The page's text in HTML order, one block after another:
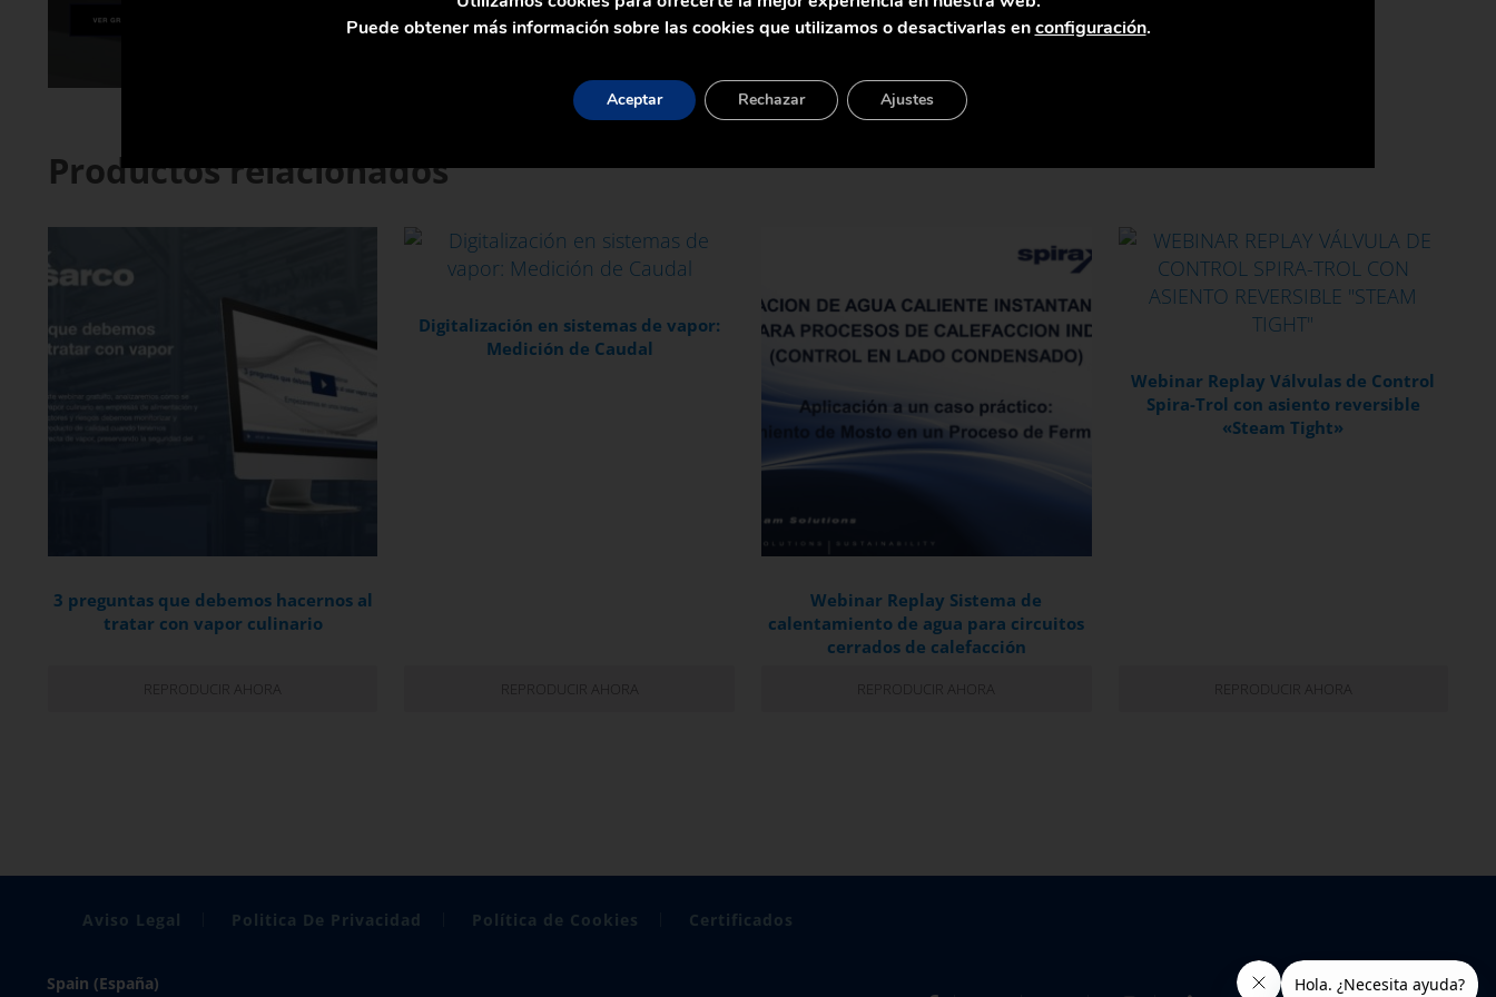
Productos relacionados
3 preguntas que debemos hacernos al
tratar con vapor culinario
REPRODUCIR AHORA
Digitalización en sistemas de vapor:
Medición de Caudal
REPRODUCIR AHORA
Webinar Replay Sistema de
calentamiento de agua para circuitos
cerrados de calefacción
REPRODUCIR AHORA
Webinar Replay Válvulas de Control
Spira-Trol con asiento reversible
«Steam Tight»
REPRODUCIR AHORA
Aviso Legal Politica De Privacidad Política de Cookies Certificados
Spain (España)
Puede obtener más información sobre las cookies que utilizamos o desactivarlas enconfiguración.
Aceptar Rechazar Ajustes